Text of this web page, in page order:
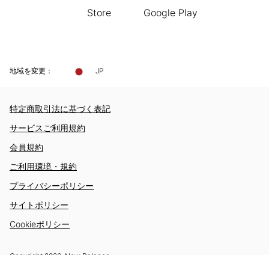
地域を変更： JP
特定商取引法に基づく表記
サービスご利用規約
会員規約
ご利用環境・規約
プライバシーポリシー
サイトポリシー
Cookieポリシー